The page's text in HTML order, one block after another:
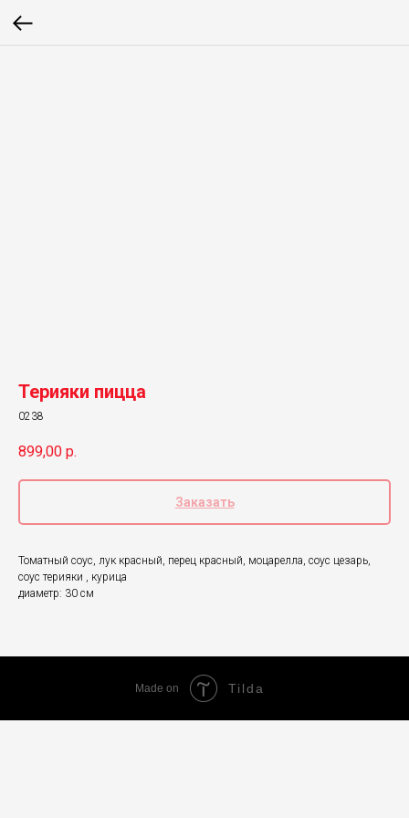
Терияки пицца
0238
899,00 р.
Заказать
Томатный соус, лук красный, перец красный, моцарелла, соус цезарь,
соус терияки , курица
диаметр: 30 см
Made on Tilda